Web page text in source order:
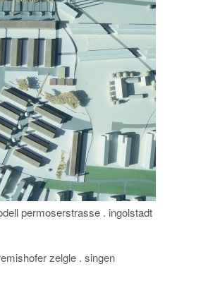
permoserstrasse . ingolstadt
zelgle . singen